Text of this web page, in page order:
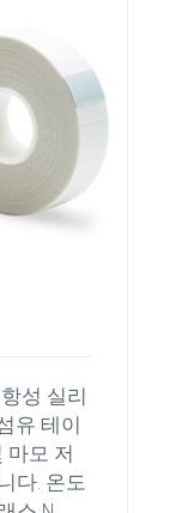
성 실리
유 테이
마모 저
다. 온도